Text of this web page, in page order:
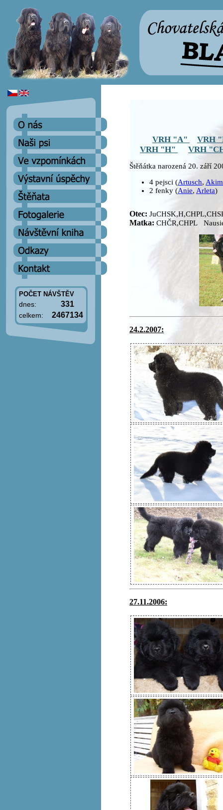
POČET NÁVŠTĚV
dnes: 331
celkem: 2467134
VRH "A"
VRH
VRH "H"
VRH
Štěňátka narozená 20. září
4 pejsci (Artusch, Akim
2 fenky (Anie, Arleta)
Otec:
Matka: CHČR,CHPL
24.2.2007:
27.11.2006: